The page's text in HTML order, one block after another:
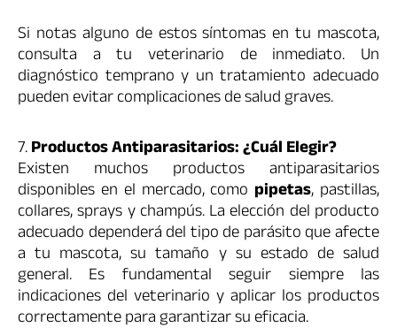
Si notas alguno de estos síntomas en tu mascota,
consulta a tu veterinario de inmediato. Un
diagnóstico temprano y un tratamiento adecuado
pueden evitar complicaciones de salud graves.
7.Productos Antiparasitarios: ¿Cuál Elegir?
Existen muchos productos antiparasitarios
disponibles en el mercado, como pipetas, pastillas,
collares, sprays y champús. La elección del producto
adecuado dependerá del tipo de parásito que afecte
a tu mascota, su tamaño y su estado de salud
general. Es fundamental seguir siempre las
indicaciones del veterinario y aplicar los productos
correctamente para garantizar su eficacia.